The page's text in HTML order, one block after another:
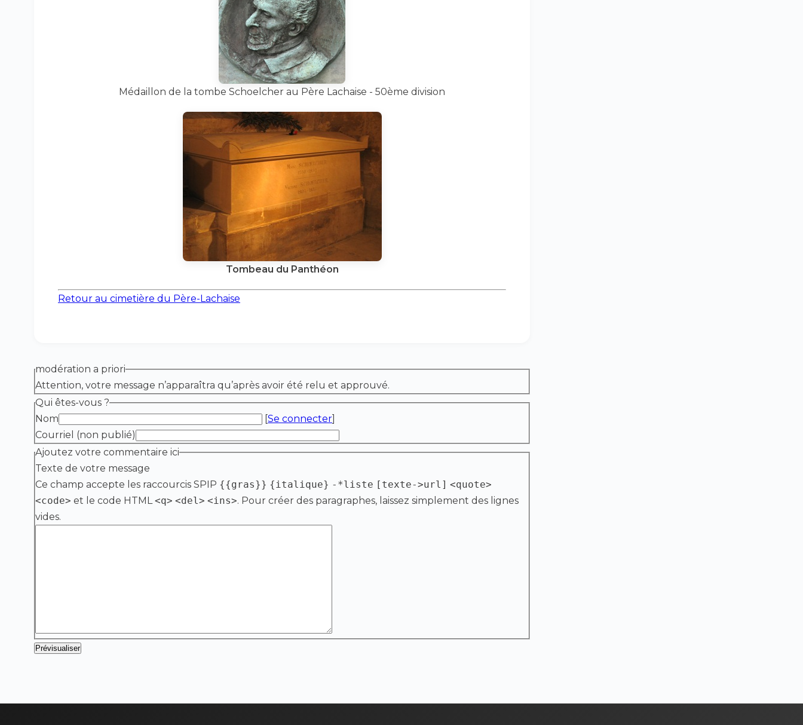
Médaillon de la tombe Schoelcher au Père Lachaise - 50ème division
Tombeau du Panthéon
Retour au cimetière du Père-Lachaise
modération a priori
Attention, votre message n’apparaîtra qu’après avoir été relu et approuvé.
Qui êtes-vous ?
Nom
[Se connecter]
Courriel (non publié)
Ajoutez votre commentaire ici
Texte de votre message
Ce champ accepte les raccourcis SPIP {{gras}} {italique} -*liste [texte->url] <quote>
<code> et le code HTML<q> <del> <ins>. Pour créer des paragraphes, laissez simplement des lignes
vides.